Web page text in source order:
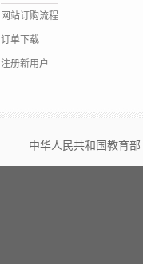
网站订购流程
订单下载
注册新用户
中华人民共和国教育部